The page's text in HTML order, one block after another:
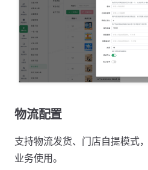
物流配置
支持物流发货、门店自提模式
业务使用。